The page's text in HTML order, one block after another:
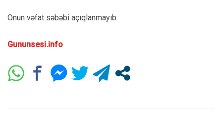
Onun vəfat səbəbi açıqlanmayıb.
Gununsesi.info